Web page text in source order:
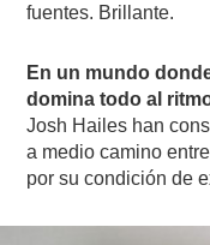
fuentes. Brillante.
En un mundo
domina todo al
Josh Hailes han
a medio camino
por su condición de